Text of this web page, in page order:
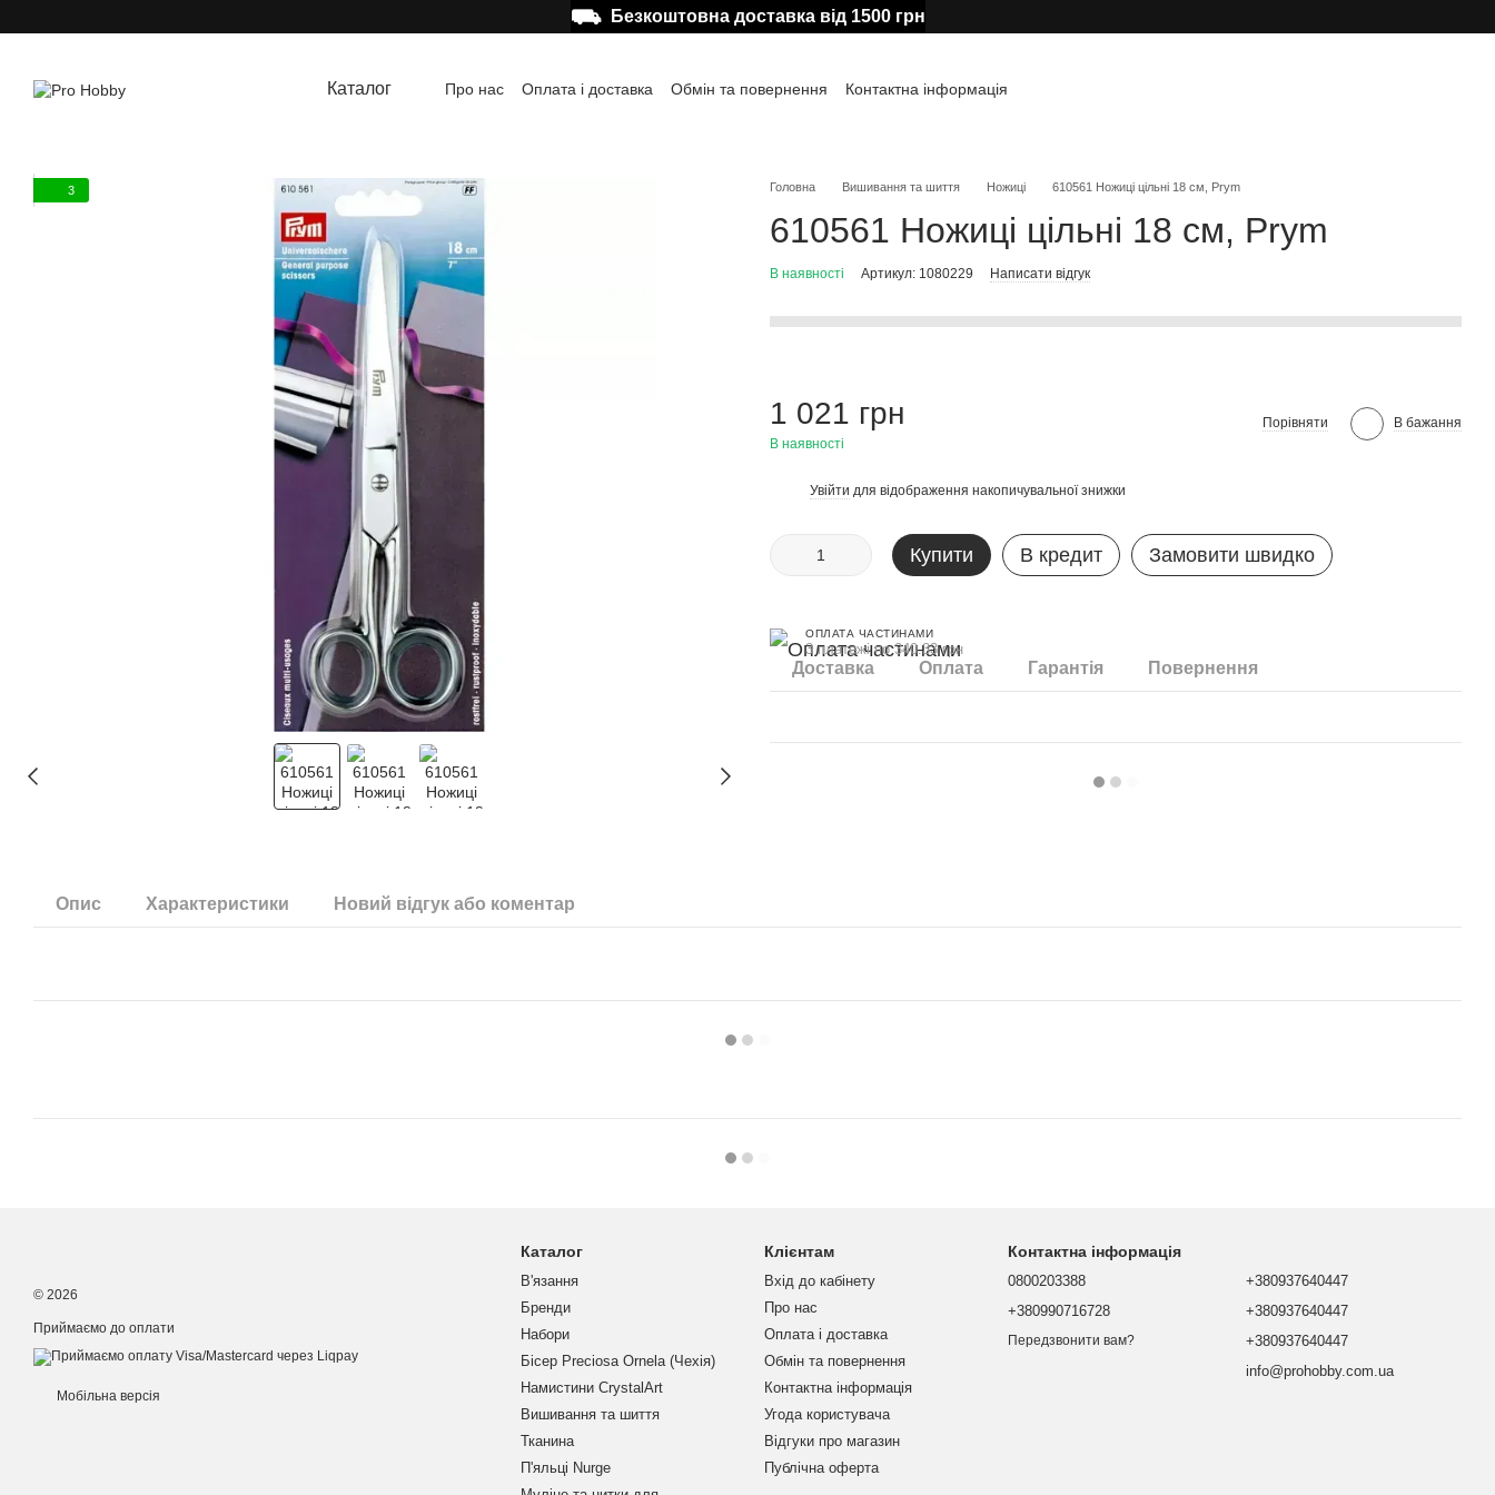
⛟ Безкоштовна доставка від 1500 грн
Каталог Про нас Оплата і доставка Обмін та повернення
Контактна інформація
3 Головна Вишивання та шиття Ножиці 610561 Ножиці цільні 18 см, Prym
610561 Ножиці цільні 18 см, Prym
В наявності Артикул: 1080229 Написати відгук
1 021 грн
В наявності
Порівняти В бажання
Увійти для відображення накопичувальної знижки
Купити В кредит Замовити швидко
ОПЛАТА ЧАСТИНАМИ
3 платежі по 340.33 грн
Доставка Оплата Гарантія Повернення
Опис Характеристики Новий відгук або коментар
© 2026
Приймаємо до оплати
Мобільна версія
Каталог
В'язання
Бренди
Набори
Бісер Preciosa Ornela (Чехія)
Намистини CrystalArt
Вишивання та шиття
Тканина
П'яльці Nurge
Клієнтам
Вхід до кабінету
Про нас
Оплата і доставка
Обмін та повернення
Контактна інформація
Угода користувача
Відгуки про магазин
Публічна оферта
Контактна інформація
0800203388
+380990716728
Передзвонити вам?
+380937640447
+380937640447
+380937640447
info@prohobby.com.ua